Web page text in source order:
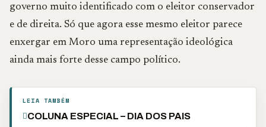
governo muito identificado com o eleitor conservador
e de direita. Só que agora esse mesmo eleitor parece
enxergar em Moro uma representação ideológica
ainda mais forte desse campo político.
LEIA TAMBÉM
COLUNA ESPECIAL – DIA DOS PAIS